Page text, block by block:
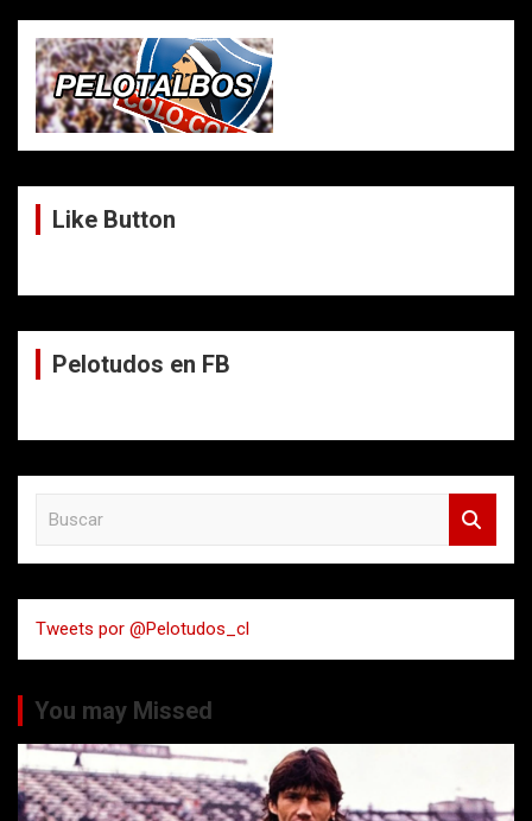
Like Button
Pelotudos en FB
a
r
Tweets por @Pelotudos_cl
You may Missed